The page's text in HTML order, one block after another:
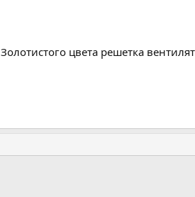
цвета решетка